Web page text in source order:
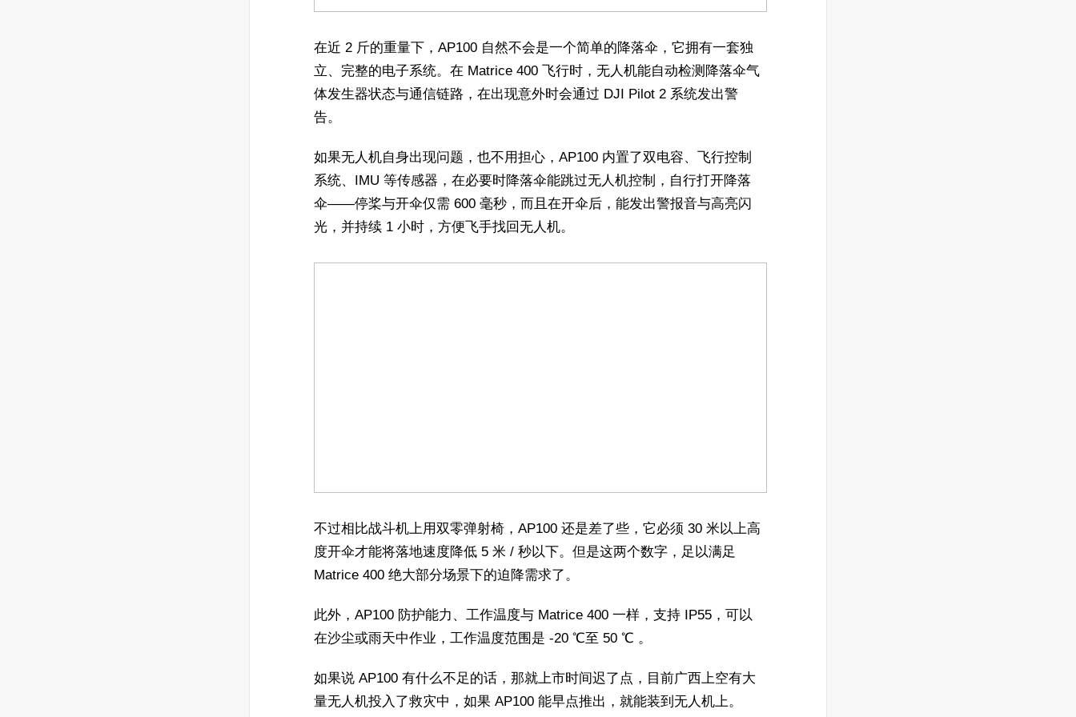
在近 2 斤的重量下，AP100 自然不会是一个简单的降落伞，它拥有一套独
立、完整的电子系统。在 Matrice 400 飞行时，无人机能自动检测降落伞气
体发生器状态与通信链路，在出现意外时会通过 DJI Pilot 2 系统发出警
告。
如果无人机自身出现问题，也不用担心，AP100 内置了双电容、飞行控制
系统、IMU 等传感器，在必要时降落伞能跳过无人机控制，自行打开降落
伞——停桨与开伞仅需 600 毫秒，而且在开伞后，能发出警报音与高亮闪
光，并持续 1 小时，方便飞手找回无人机。
不过相比战斗机上用双零弹射椅，AP100 还是差了些，它必须 30 米以上高
度开伞才能将落地速度降低 5 米 / 秒以下。但是这两个数字，足以满足
Matrice 400 绝大部分场景下的迫降需求了。
此外，AP100 防护能力、工作温度与 Matrice 400 一样，支持 IP55，可以
在沙尘或雨天中作业，工作温度范围是 -20 ℃至 50 ℃ 。
如果说 AP100 有什么不足的话，那就上市时间迟了点，目前广西上空有大
量无人机投入了救灾中，如果 AP100 能早点推出，就能装到无人机上。